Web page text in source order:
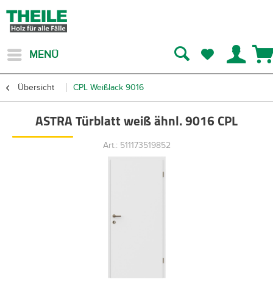
MENÜ
Übersicht CPL Weißlack 9016
ASTRA Türblatt weiß ähnl. 9016 CPL
Art.: 511173519852